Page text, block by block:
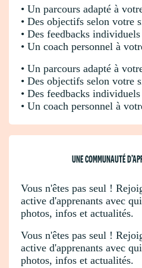
• Un parcours adapté à
• Des objectifs selon votre
• Des feedbacks individuels
• Un coach personnel à
• Un parcours adapté à
• Des objectifs selon votre
• Des feedbacks individuels
• Un coach personnel à
UNE COMMUNAUTÉ
Vous n'êtes pas seul !
active d'apprenants avec
photos, infos et actualités.
Vous n'êtes pas seul !
active d'apprenants avec
photos, infos et actualités.